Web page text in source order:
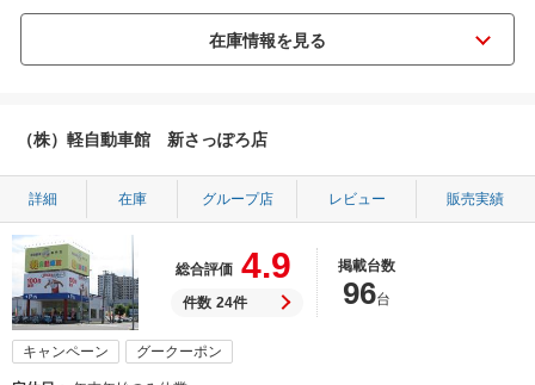
（株）軽自動車館 新さっぽろ店
詳細 在庫 グループ店 レビュー 販売実績
総合評価 4.9
件数 24件
掲載台数
96台
キャンペーン グークーポン